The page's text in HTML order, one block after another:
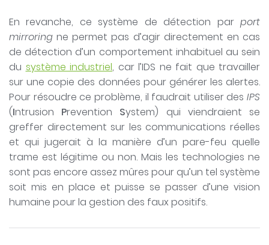
En revanche, ce système de détection par port
mirroring ne permet pas d’agir directement en cas
de détection d’un comportement inhabituel au sein
du système industriel, car l’IDS ne fait que travailler
sur une copie des données pour générer les alertes.
Pour résoudre ce problème, il faudrait utiliser des IPS
(Intrusion Prevention System) qui viendraient se
greffer directement sur les communications réelles
et qui jugerait à la manière d’un pare-feu quelle
trame est légitime ou non. Mais les technologies ne
sont pas encore assez mûres pour qu’un tel système
soit mis en place et puisse se passer d’une vision
humaine pour la gestion des faux positifs.